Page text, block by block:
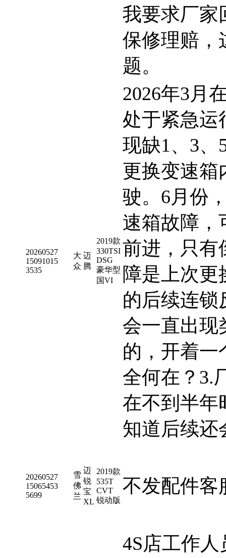
我要求厂家
保修理赔，
题。
20260527
15091015
3535
大
众
迈
腾
2019款
330TSI
DSG
豪华型
国VI
2026年3月
处于紧急运
现缺1、3、
更换变速箱
驶。6月份
速箱故障，
前进，只有
障是上次更
的后续连锁
会一直出现
的，开着一
全何在？3.
在不到半年
知道后续还
20260527
15065453
5699
雪
佛
兰
迈
锐
宝
XL
2019款
535T
CVT
锐动版
不发配件客
4S店工作